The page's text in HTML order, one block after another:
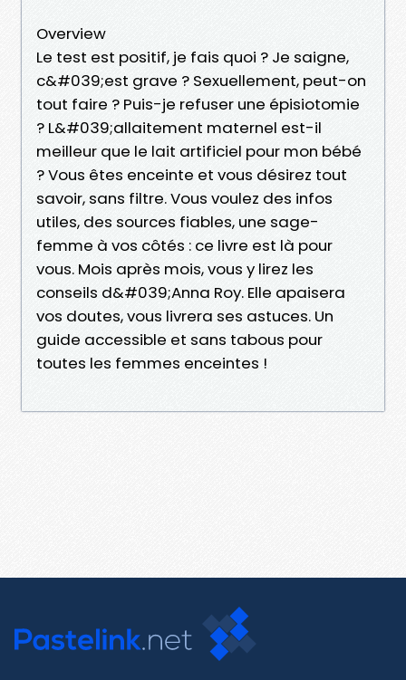
Overview
Le test est positif, je fais quoi ? Je saigne,
c&#039;est grave ? Sexuellement, peut-on
tout faire ? Puis-je refuser une épisiotomie
? L&#039;allaitement maternel est-il
meilleur que le lait artificiel pour mon bébé
? Vous êtes enceinte et vous désirez tout
savoir, sans filtre. Vous voulez des infos
utiles, des sources fiables, une sage-
femme à vos côtés : ce livre est là pour
vous. Mois après mois, vous y lirez les
conseils d&#039;Anna Roy. Elle apaisera
vos doutes, vous livrera ses astuces. Un
guide accessible et sans tabous pour
toutes les femmes enceintes !